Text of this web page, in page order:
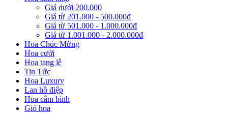
Giá dưới 200.000
Giá từ 201.000 - 500.000đ
Giá từ 501.000 - 1.000.000đ
Giá từ 1.001.000 - 2.000.000đ
Hoa Chúc Mừng
Hoa cưới
Hoa tang lễ
Tin Tức
Hoa Luxury
Lan hồ điệp
Hoa cắm bình
Giỏ hoa